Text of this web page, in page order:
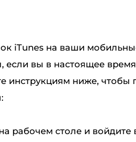
iTunes на ваши
вы в настоящее время
инструкциям ниже, чтобы
рабочем столе и войдите